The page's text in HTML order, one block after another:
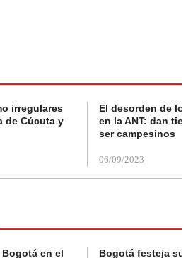
irregulares
de Cúcuta y
El desorden de
en la ANT: dan
ser campesinos
06/09/2023
en el Bogotá festeja su